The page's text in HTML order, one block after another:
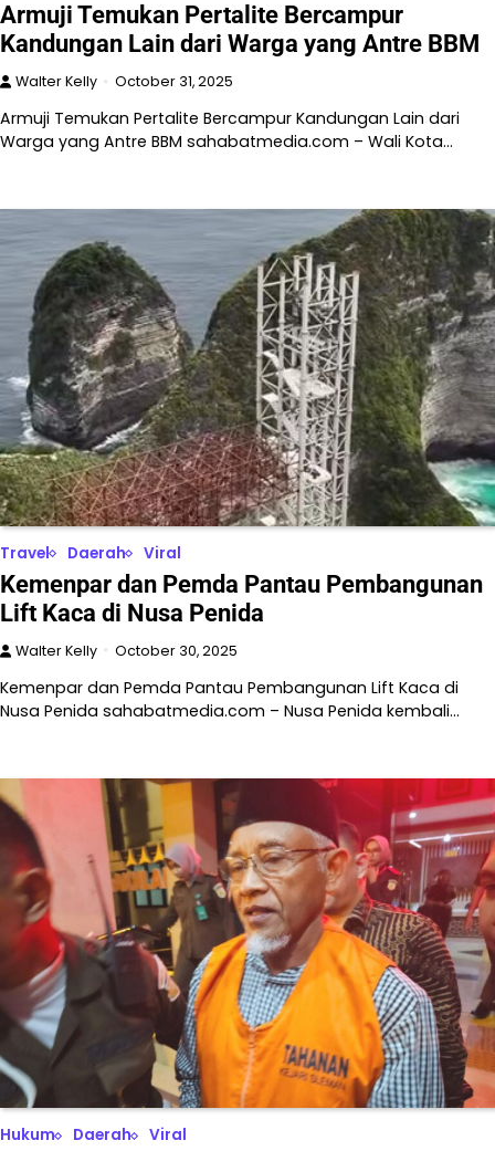
Armuji Temukan Pertalite Bercampur
Kandungan Lain dari Warga yang Antre BBM
Walter Kelly October 31, 2025
Armuji Temukan Pertalite Bercampur Kandungan Lain dari
Warga yang Antre BBM sahabatmedia.com – Wali Kota…
Travel Daerah Viral
Kemenpar dan Pemda Pantau Pembangunan
Lift Kaca di Nusa Penida
Walter Kelly October 30, 2025
Kemenpar dan Pemda Pantau Pembangunan Lift Kaca di
Nusa Penida sahabatmedia.com – Nusa Penida kembali…
Hukum Daerah Viral